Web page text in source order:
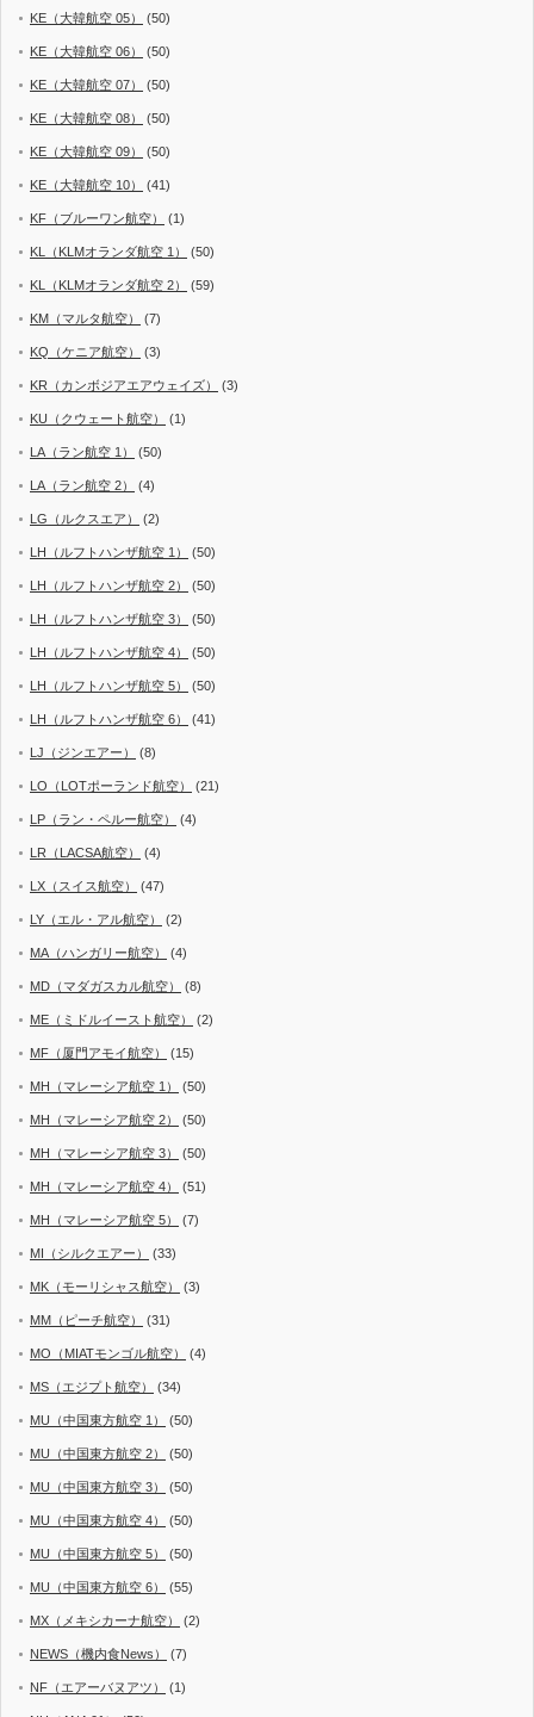
KE（大韓航空 05） (50)
KE（大韓航空 06） (50)
KE（大韓航空 07） (50)
KE（大韓航空 08） (50)
KE（大韓航空 09） (50)
KE（大韓航空 10） (41)
KF（ブルーワン航空） (1)
KL（KLMオランダ航空 1） (50)
KL（KLMオランダ航空 2） (59)
KM（マルタ航空） (7)
KQ（ケニア航空） (3)
KR（カンボジアエアウェイズ） (3)
KU（クウェート航空） (1)
LA（ラン航空 1） (50)
LA（ラン航空 2） (4)
LG（ルクスエア） (2)
LH（ルフトハンザ航空 1） (50)
LH（ルフトハンザ航空 2） (50)
LH（ルフトハンザ航空 3） (50)
LH（ルフトハンザ航空 4） (50)
LH（ルフトハンザ航空 5） (50)
LH（ルフトハンザ航空 6） (41)
LJ（ジンエアー） (8)
LO（LOTポーランド航空） (21)
LP（ラン・ペルー航空） (4)
LR（LACSA航空） (4)
LX（スイス航空） (47)
LY（エル・アル航空） (2)
MA（ハンガリー航空） (4)
MD（マダガスカル航空） (8)
ME（ミドルイースト航空） (2)
MF（厦門アモイ航空） (15)
MH（マレーシア航空 1） (50)
MH（マレーシア航空 2） (50)
MH（マレーシア航空 3） (50)
MH（マレーシア航空 4） (51)
MH（マレーシア航空 5） (7)
MI（シルクエアー） (33)
MK（モーリシャス航空） (3)
MM（ピーチ航空） (31)
MO（MIATモンゴル航空） (4)
MS（エジプト航空） (34)
MU（中国東方航空 1） (50)
MU（中国東方航空 2） (50)
MU（中国東方航空 3） (50)
MU（中国東方航空 4） (50)
MU（中国東方航空 5） (50)
MU（中国東方航空 6） (55)
MX（メキシカーナ航空） (2)
NEWS（機内食News） (7)
NF（エアーバヌアツ） (1)